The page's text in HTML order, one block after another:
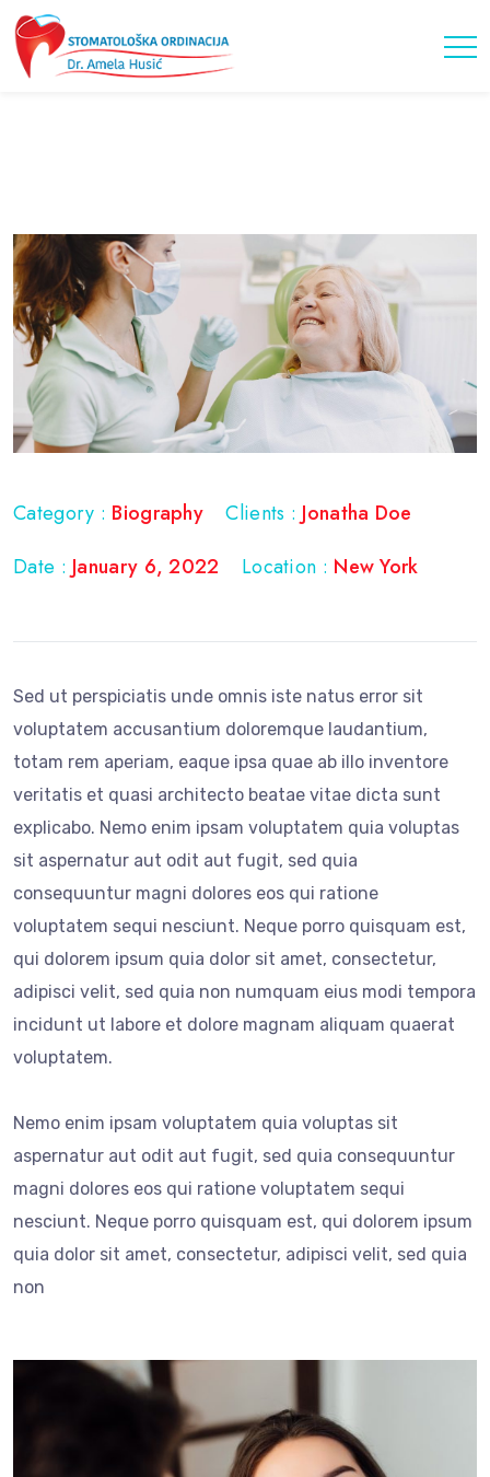
Category : Biography Clients : Jonatha Doe
Date : January 6, 2022 Location : New York
Sed ut perspiciatis unde omnis iste natus error sit
voluptatem accusantium doloremque laudantium,
totam rem aperiam, eaque ipsa quae ab illo inventore
veritatis et quasi architecto beatae vitae dicta sunt
explicabo. Nemo enim ipsam voluptatem quia voluptas
sit aspernatur aut odit aut fugit, sed quia
consequuntur magni dolores eos qui ratione
voluptatem sequi nesciunt. Neque porro quisquam est,
qui dolorem ipsum quia dolor sit amet, consectetur,
adipisci velit, sed quia non numquam eius modi tempora
incidunt ut labore et dolore magnam aliquam quaerat
voluptatem.
Nemo enim ipsam voluptatem quia voluptas sit
aspernatur aut odit aut fugit, sed quia consequuntur
magni dolores eos qui ratione voluptatem sequi
nesciunt. Neque porro quisquam est, qui dolorem ipsum
quia dolor sit amet, consectetur, adipisci velit, sed quia
non